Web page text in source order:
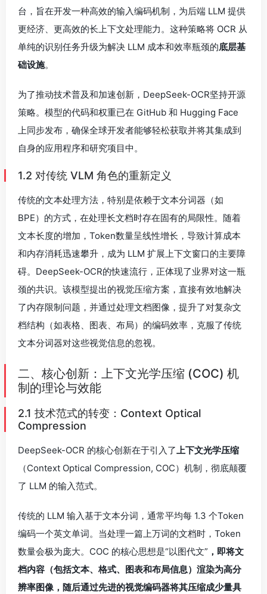
台，旨在开发一种高效的输入编码机制，为后端 LLM 提供
更经济、更高效的长上下文处理能力。这种策略将 OCR 从
单纯的识别任务升级为解决 LLM 成本和效率瓶颈的底层基
础设施。
为了推动技术普及和加速创新，DeepSeek-OCR坚持开源
策略。模型的代码和权重已在 GitHub 和 Hugging Face
上同步发布，确保全球开发者能够轻松获取并将其集成到
自身的应用程序和研究项目中。
1.2 对传统 VLM 角色的重新定义
传统的文本处理方法，特别是依赖于文本分词器（如
BPE）的方式，在处理长文档时存在固有的局限性。随着
文本长度的增加，Token数量呈线性增长，导致计算成本
和内存消耗迅速攀升，成为 LLM 扩展上下文窗口的主要障
碍。DeepSeek-OCR的快速流行，正体现了业界对这一瓶
颈的共识。该模型提出的视觉压缩方案，直接有效地解决
了内存限制问题，并通过处理文档图像，提升了对复杂文
档结构（如表格、图表、布局）的编码效率，克服了传统
文本分词器对这些视觉信息的忽视。
二、核心创新：上下文光学压缩 (COC) 机
制的理论与效能
2.1 技术范式的转变：Context Optical
Compression
DeepSeek-OCR 的核心创新在于引入了上下文光学压缩
（Context Optical Compression, COC）机制，彻底颠覆
了 LLM 的输入范式。
传统的 LLM 输入基于文本分词，通常平均每 1.3 个Token
编码一个英文单词。当处理一篇上万词的文档时，Token
数量会极为庞大。COC 的核心思想是“以图代文” ，即将文
档内容（包括文本、格式、图表和布局信息）渲染为高分
辨率图像，随后通过先进的视觉编码器将其压缩成少量具